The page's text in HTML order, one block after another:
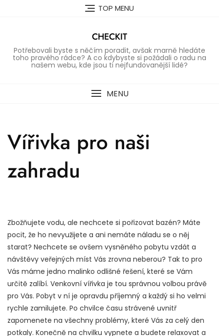
TOP MENU
CHECKIT
Potřebovali byste s něčím poradit, avšak marně hledáte
toho pravého rádce? A co kdybyste si požádali o radu na
našem webu, kde jsou ti nejfundovanější lidé?
MENU
Vířivka pro naši
zahradu
Zbožňujete vodu, ale nechcete si pořizovat bazén? Máte
pocit, že ho nevyužijete a ani nemáte náladu se o něj
starat? Nechcete se ovšem vysněného pobytu vzdát a
návštěvy veřejných míst Vás zrovna neberou? Tak to pro
Vás máme jedno malinko odlišné řešení, které se Vám
určitě zalíbí. Venkovní vířivka je tou správnou volbou právě
pro Vás. Pobyt v ní je opravdu příjemný a každý si ho velmi
rychle zamilujete. Po chvilce času strávené uvnitř
zapomenete na všechny problémy, které Vás za celý den
potkaly. Konečně na chvilku vypnete a budete relaxovat a